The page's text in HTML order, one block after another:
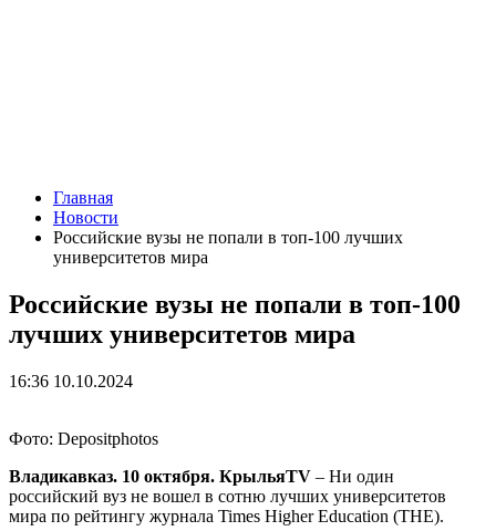
Главная
Новости
Российские вузы не попали в топ-100 лучших
университетов мира
Российские вузы не попали в топ-100
лучших университетов мира
16:36 10.10.2024
Фото: Depositphotos
Владикавказ. 10 октября. КрыльяTV – Ни один
российский вуз не вошел в сотню лучших университетов
мира по рейтингу журнала Times Higher Education (THE).